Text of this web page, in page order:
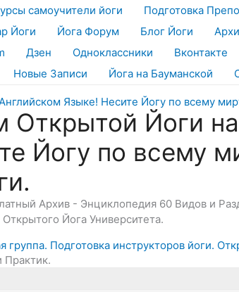
самоучители йоги
Подготовка
Йоги Йога Форум Блог Йоги
Дзен Одноклассники Вконтакте
Новые Записи Йога на Бауманской
Открытой Йоги
Йогу по всему
Архив - Энциклопедия 60 Видов и
Йога Университета.
Подготовка инструкторов йоги.
Практик.